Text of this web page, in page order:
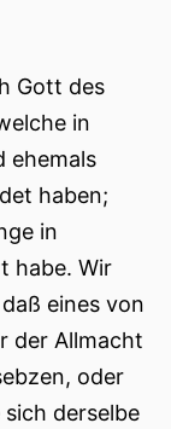
Gott des
in
ehemals
haben;
in
habe. Wir
eines von
der Allmacht
oder
derselbe